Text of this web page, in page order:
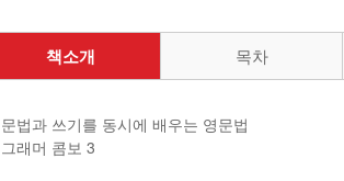
책소개 목차
문법과 쓰기를 동시에 배우는 영문법
그래머 콤보 3